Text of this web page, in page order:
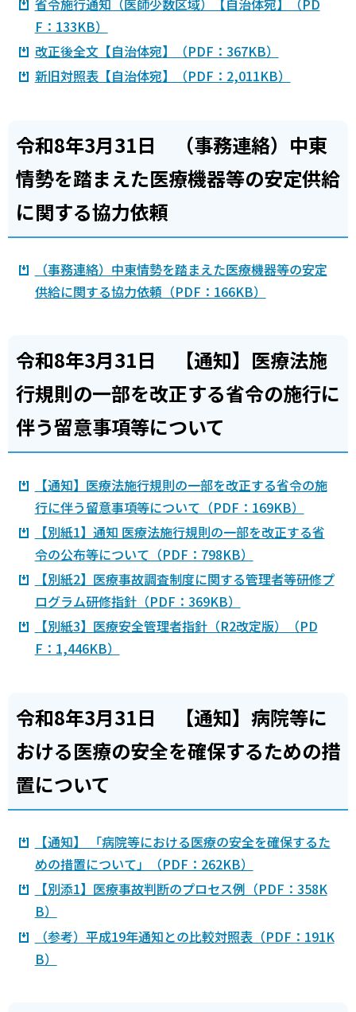
F：133KB）
改正後全文【自治体宛】（PDF：367KB）
新旧対照表【自治体宛】（PDF：2,011KB）
令和8年3月31日 （事務連絡）中東
情勢を踏まえた医療機器等の安定供給
に関する協力依頼
（事務連絡）中東情勢を踏まえた医療機器等の安定
供給に関する協力依頼（PDF：166KB）
令和8年3月31日 【通知】医療法施
行規則の一部を改正する省令の施行に
伴う留意事項等について
【通知】医療法施行規則の一部を改正する省令の施
行に伴う留意事項等について（PDF：169KB）
【別紙1】通知 医療法施行規則の一部を改正する省
令の公布等について（PDF：798KB）
【別紙2】医療事故調査制度に関する管理者等研修プ
ログラム研修指針（PDF：369KB）
【別紙3】医療安全管理者指針（R2改定版）（PD
F：1,446KB）
令和8年3月31日 【通知】病院等に
おける医療の安全を確保するための措
置について
【通知】 「病院等における医療の安全を確保するた
めの措置について」（PDF：262KB）
【別添1】医療事故判断のプロセス例（PDF：358K
B）
（参考）平成19年通知との比較対照表（PDF：191K
B）